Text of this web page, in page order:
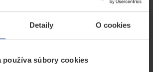
Detaily O cookies
používa súbory cookies